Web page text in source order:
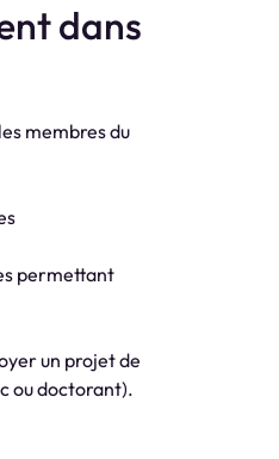
dans
membres du
permettant
un projet de
ou doctorant).